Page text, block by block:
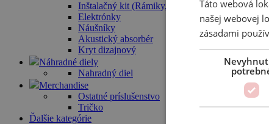
Inštalačný kit (Rámiky, Krabica)
Elektrónky
Náušníky
Akustický absorbér
Kryt dizajnový
Náhradné diely
Nahradný diel
Merchandise
Ostatné príslušenstvo
Tričko
Ďalšie kategórie
Táto webová
našej webovej
zásadami